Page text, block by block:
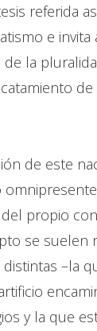
referida
e invita
la
de este
propio
se suelen
–la
y la que